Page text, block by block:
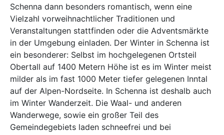
Schenna dann besonders romantisch, wenn eine
Vielzahl vorweihnachtlicher Traditionen und
Veranstaltungen stattfinden oder die Adventsmärkte
in der Umgebung einladen. Der Winter in Schenna ist
ein besonderer: Selbst im hochgelegenen Ortsteil
Obertall auf 1400 Metern Höhe ist es im Winter meist
milder als im fast 1000 Meter tiefer gelegenen Inntal
auf der Alpen-Nordseite. In Schenna ist deshalb auch
im Winter Wanderzeit. Die Waal- und anderen
Wanderwege, sowie ein großer Teil des
Gemeindegebiets laden schneefrei und bei